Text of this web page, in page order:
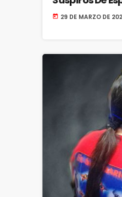
today 29 DE MARZO DE